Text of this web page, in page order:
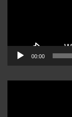
00:00